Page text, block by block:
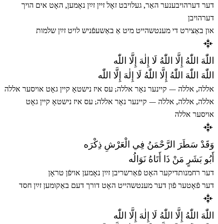
דער דערהויבענער האַר, געלויבט זאָל זיין זײַן נאָמען, האָט אים הויך
דערהויבן
און באַצירט די מענטשהייט מיט אַ באַשעפֿניש לויט זײַן שלמות
اللّٰهَ اللّٰهُ إِلَّا اللّٰهُ لَا إِلٰهَ إِلَّا اللّٰه
اللّٰهَ اللّٰهَ اللّٰهُ إِلَّا اللّٰهُ لَا إِلٰهَ إِلَّا اللّٰه
אללה, אללה — קיינער נאָר אללה; עס איז נישטאָ קיין גאָט אויסער אללה
אללה, אללה, אללה — קיינער נאָר אללה; עס איז נישטאָ קיין גאָט
אויסער אללה
وَقَدْ سَطَرَ الرَّحْمَنُ فِي الْعَرْشِ ذِكْرَه
أَبُو بَشَرٍ مَنْ ذَا أَتَاهُ نَوَالُه
דער רחמנותדיקער האָט פֿאַרשריבן זײַן נאָמען אויפֿן טראָן
דער פֿאָטער פֿון דער מענטשהייט האָט דורך דעם באַקומען זײַן חסד
اللّٰهَ اللّٰهُ إِلَّا اللّٰهُ لَا إِلٰهَ إِلَّا اللّٰه